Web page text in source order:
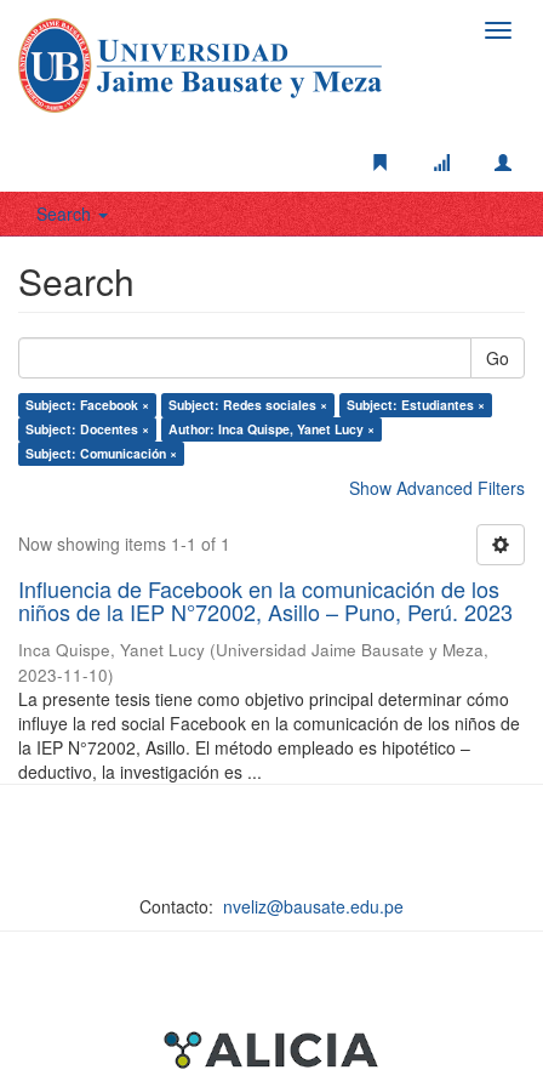
Search
Search
Go
Subject: Facebook × Subject: Redes sociales ×
Subject: Estudiantes ×
Subject: Docentes ×
Author: Inca Quispe, Yanet Lucy ×
Subject: Comunicación ×
Show Advanced Filters
Now showing items 1-1 of 1
Influencia de Facebook en la comunicación de los
niños de la IEP N°72002, Asillo – Puno, Perú. 2023
Inca Quispe, Yanet Lucy (Universidad Jaime Bausate y Meza,
2023-11-10)
La presente tesis tiene como objetivo principal determinar cómo
influye la red social Facebook en la comunicación de los niños de
la IEP N°72002, Asillo. El método empleado es hipotético –
deductivo, la investigación es ...
Contacto: nveliz@bausate.edu.pe